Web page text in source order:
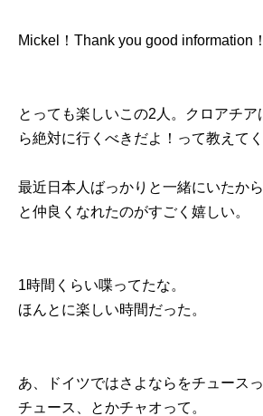
Mickel！Thank you good information！
とっても楽しいこの2人。クロアチ
ら絶対に行くべきだよ！って教えてく
最近日本人ばっかりと一緒にいたか
と仲良くなれたのがすごく嬉しい。
1時間くらい喋ってたな。
ほんとに楽しい時間だった。
あ、ドイツではさよならをチュースっ
チュース、とかチャオって。